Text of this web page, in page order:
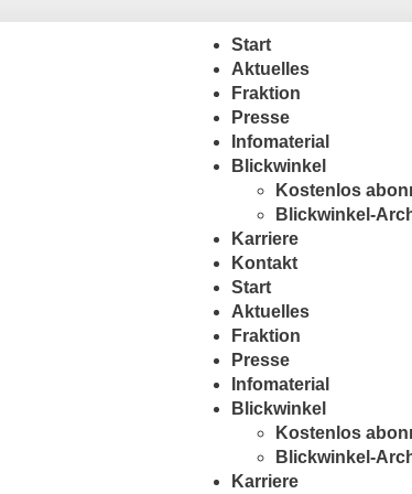
Start
Aktuelles
Fraktion
Presse
Infomaterial
Blickwinkel
Kostenlos
Blickwinkel-
Karriere
Kontakt
Start
Aktuelles
Fraktion
Presse
Infomaterial
Blickwinkel
Kostenlos
Blickwinkel-
Karriere